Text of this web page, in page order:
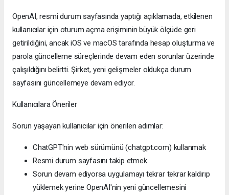
OpenAI, resmi durum sayfasında yaptığı açıklamada, etkilenen
kullanıcılar için oturum açma erişiminin büyük ölçüde geri
getirildiğini, ancak iOS ve macOS tarafında hesap oluşturma ve
parola güncelleme süreçlerinde devam eden sorunlar üzerinde
çalışıldığını belirtti. Şirket, yeni gelişmeler oldukça durum
sayfasını güncellemeye devam ediyor.
Kullanıcılara Öneriler
Sorun yaşayan kullanıcılar için önerilen adımlar:
ChatGPT'nin web sürümünü (chatgpt.com) kullanmak
Resmi durum sayfasını takip etmek
Sorun devam ediyorsa uygulamayı tekrar tekrar kaldırıp
yüklemek yerine OpenAI'nin yeni güncellemesini